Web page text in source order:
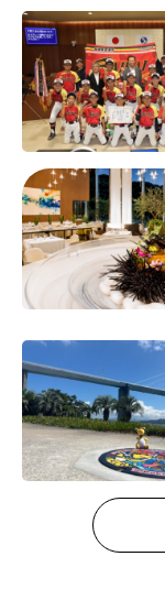
ー
シ
ョ
ン